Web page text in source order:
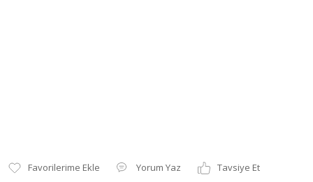
Yorum Yaz
Tavsiye Et